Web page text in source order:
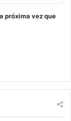
próxima vez que